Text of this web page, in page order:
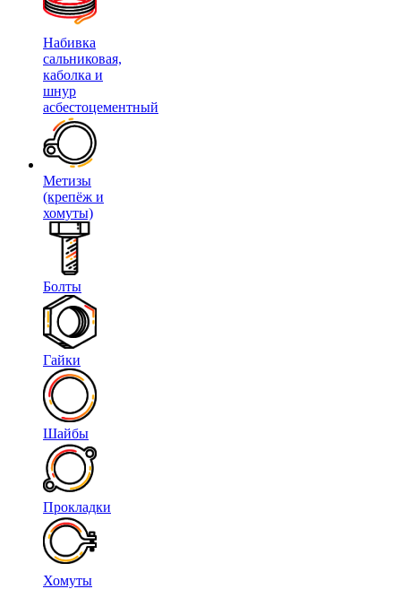
Набивка
сальниковая,
каболка и
шнур
асбестоцементный
Метизы
(крепёж и
хомуты)
Болты
Гайки
Шайбы
Прокладки
Хомуты